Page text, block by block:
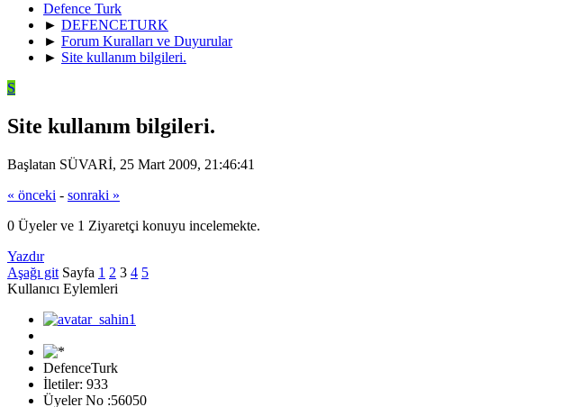
Defence Turk
► DEFENCETURK
► Forum Kuralları ve Duyurular
► Site kullanım bilgileri.
S
Site kullanım bilgileri.
Başlatan SÜVARİ, 25 Mart 2009, 21:46:41
« önceki - sonraki »
0 Üyeler ve 1 Ziyaretçi konuyu incelemekte.
Yazdır
Aşağı git Sayfa 1 2 3 4 5
Kullanıcı Eylemleri
DefenceTurk
İletiler: 933
Üyeler No :56050